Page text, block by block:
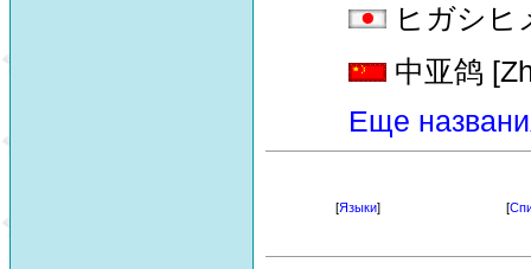
ヒガシヒ
中亚鸽
Еще
[Языки] [